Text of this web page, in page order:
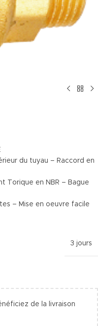
du tuyau – Raccord en
Torique en NBR – Bague
– Mise en oeuvre facile
3 jours
de la livraison